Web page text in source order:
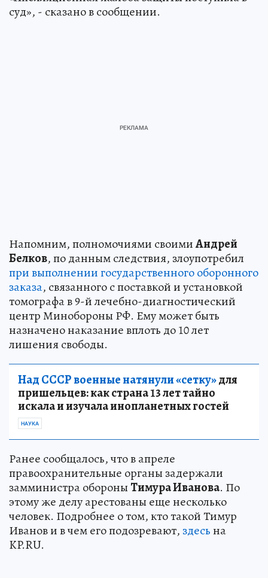
суд», - сказано в сообщении.
Напомним, полномочиями своимиАндрей
Белков, по данным следствия, злоупотребил
при выполнении государственного оборонного
заказа, связанного с поставкой и установкой
томографа в 9-й лечебно-диагностический
центр Минобороны РФ. Ему может быть
назначено наказание вплоть до 10 лет
лишения свободы.
Над СССР военные натянули «сетку»для
пришельцев: как страна 13 лет тайно
искала и изучала инопланетных гостей
НАУКА
Ранее сообщалось, что в апреле
правоохранительные органы задержали
замминистра обороны Тимура Иванова. По
этому же делу арестованы еще несколько
человек. Подробнее о том, кто такой Тимур
Иванов и в чем его подозревают, здесьна
KP.RU.